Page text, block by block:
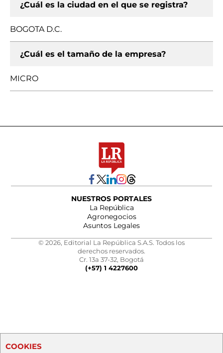
¿Cuál es la ciudad en el que se registra?
BOGOTA D.C.
¿Cuál es el tamaño de la empresa?
MICRO
NUESTROS PORTALES
La República
Agronegocios
Asuntos Legales
© 2026, Editorial La República S.A.S. Todos los
derechos reservados.
Cr. 13a 37-32, Bogotá
(+57) 1 4227600
COOKIES